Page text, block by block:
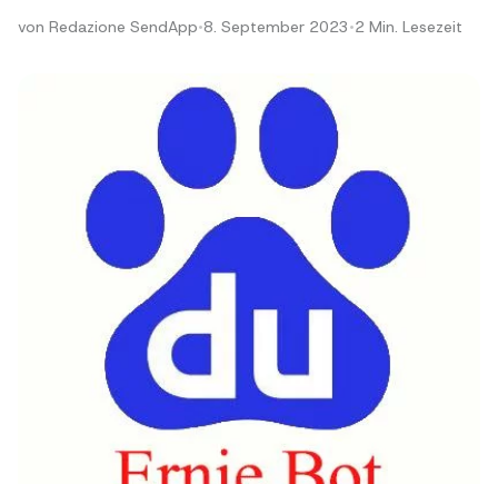
von Redazione SendApp•8. September 2023•2 Min. Lesezeit